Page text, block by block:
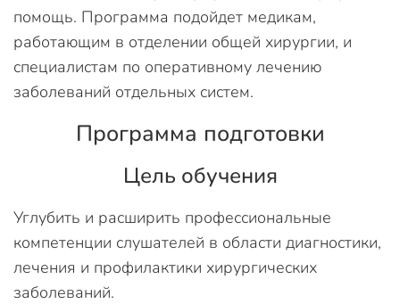
помощь. Программа подойдет медикам,
работающим в отделении общей хирургии, и
специалистам по оперативному лечению
заболеваний отдельных систем.
Программа подготовки
Цель обучения
Углубить и расширить профессиональные
компетенции слушателей в области диагностики,
лечения и профилактики хирургических
заболеваний.